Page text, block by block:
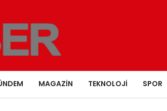
MAGAZIN TEKNOLOJI SPOR